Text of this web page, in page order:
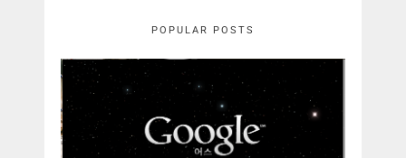
POPULAR POSTS